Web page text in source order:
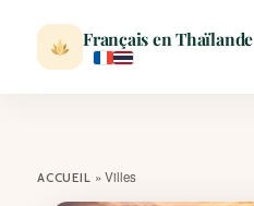
Français en Thaïlande
ACCUEIL »Villes